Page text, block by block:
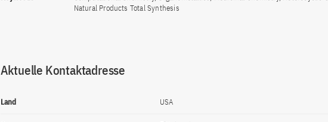
Natural Products Total Synthesis
Aktuelle Kontaktadresse
Land USA